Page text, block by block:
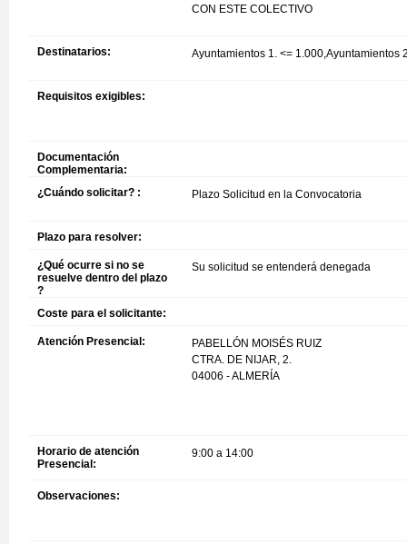
CON ESTE COLECTIVO
Destinatarios: Ayuntamientos 1. <= 1.000,Ayuntamientos
Requisitos exigibles:
Documentación
Complementaria:
¿Cuándo solicitar? :
Plazo Solicitud en la Convocatoria
Plazo para resolver:
¿Qué ocurre si no se
resuelve dentro del plazo
?
Su solicitud se entenderá denegada
Coste para el solicitante:
Atención Presencial:
PABELLÓN MOISÉS RUIZ
CTRA. DE NIJAR, 2.
04006 - ALMERÍA
Horario de atención
Presencial:
9:00 a 14:00
Observaciones: